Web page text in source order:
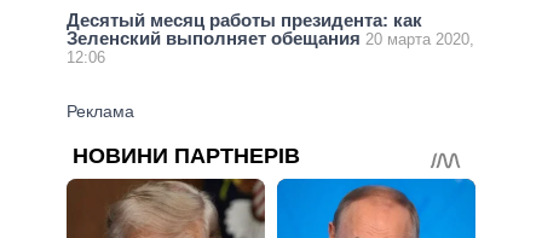
Десятый месяц работы президента: как
Зеленский выполняет обещания 20 марта 2020,
12:06